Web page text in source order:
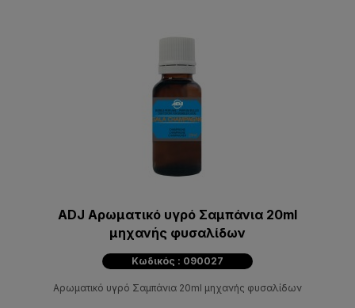
ADJ Αρωματικό υγρό Σαμπάνια 20ml
μηχανής φυσαλίδων
Κωδικός : 090027
Αρωματικό υγρό Σαμπάνια 20ml μηχανής φυσαλίδων